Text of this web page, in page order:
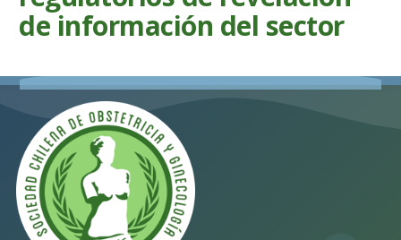
de información del sector